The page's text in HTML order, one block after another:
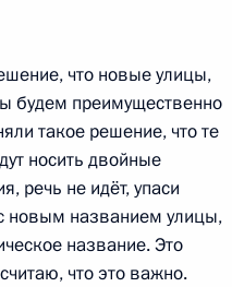
областичто новые улицы,
будем преимущественно
такое решение, что те
носить двойные
речь не идёт, упаси
новым названием улицы,
название. Это
что это важно.